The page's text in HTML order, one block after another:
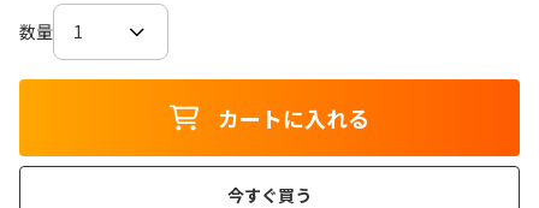
数量
カートに入れる
今すぐ買う